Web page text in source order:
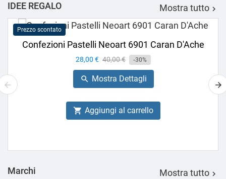
IDEE REGALO Mostra tutto 
Prezzo scontato
Confezioni Pastelli Neoart 6901 Caran D'Ache
Prezzo
28,00 € Prezzo
base
40,00 € -30%
 Mostra Dettagli
 Aggiungi al carrello
Marchi Mostra tutto 